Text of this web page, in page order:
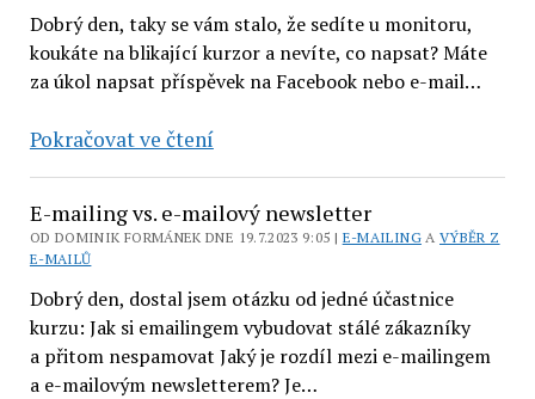
nebo
e-
mailing
za
15
minut
Dobrý den, taky se vám stalo, že sedíte u monitoru,
koukáte na blikající kurzor a nevíte, co napsat? Máte
za úkol napsat příspěvek na Facebook nebo e-mail…
Pokračovat ve čteníNápady
facebookové
příspěvky
pytlíku
E-mailing vs. e-mailový newsletter
OD DOMINIK FORMÁNEK DNE 19.7.2023 9:05 | E-MAILINGA VÝBĚR Z
E-MAILŮ
Dobrý den, dostal jsem otázku od jedné účastnice
kurzu: Jak si emailingem vybudovat stálé zákazníky
a přitom nespamovat Jaký je rozdíl mezi e-mailingem
a e-mailovým newsletterem? Je…